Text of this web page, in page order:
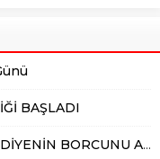
BAŞLADI
BORCUNU AÇIKLADI